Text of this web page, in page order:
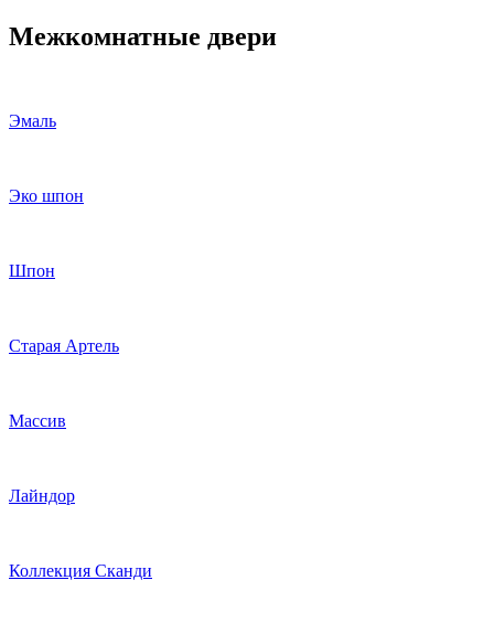
Межкомнатные двери
Эмаль
Эко шпон
Шпон
Старая Артель
Массив
Лайндор
Коллекция Сканди